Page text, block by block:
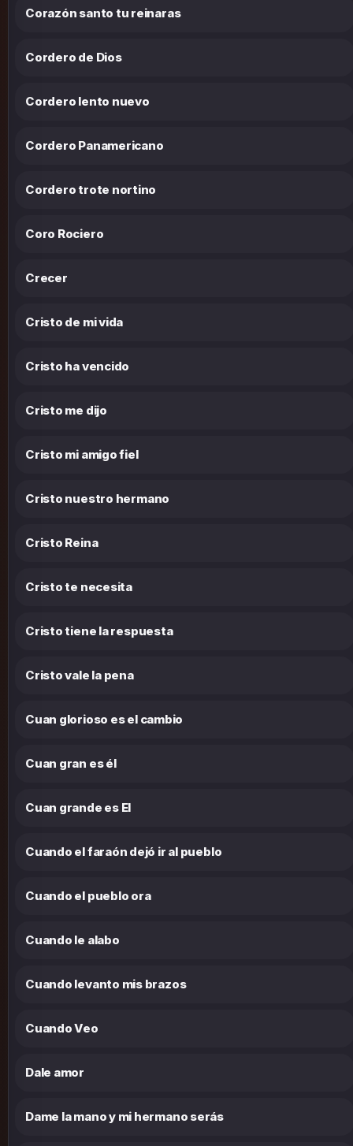
Corazón santo tu reinaras
Cordero de Dios
Cordero lento nuevo
Cordero Panamericano
Cordero trote nortino
Coro Rociero
Crecer
Cristo de mi vida
Cristo ha vencido
Cristo me dijo
Cristo mi amigo fiel
Cristo nuestro hermano
Cristo Reina
Cristo te necesita
Cristo tiene la respuesta
Cristo vale la pena
Cuan glorioso es el cambio
Cuan gran es él
Cuan grande es El
Cuando el faraón dejó ir al pueblo
Cuando el pueblo ora
Cuando le alabo
Cuando levanto mis brazos
Cuando Veo
Dale amor
Dame la mano y mi hermano serás